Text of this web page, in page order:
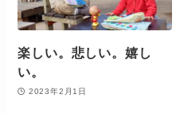
楽しい。悲しい。嬉し
い。
2023年2月1日